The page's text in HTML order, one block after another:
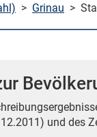
> Grinau >
und des